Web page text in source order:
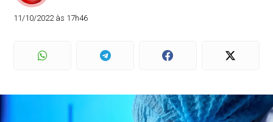
11/10/2022 às 17h46